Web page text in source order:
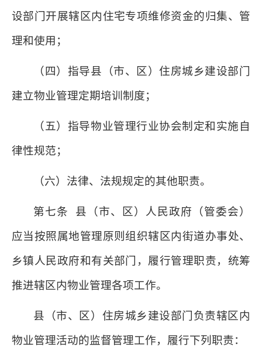
设部门开展辖区内住宅专项维修资金的归集、管
理和使用；
（四）指导县（市、区）住房城乡建设部门
建立物业管理定期培训制度；
（五）指导物业管理行业协会制定和实施自
律性规范；
（六）法律、法规规定的其他职责。
第七条 县（市、区）人民政府（管委会）
应当按照属地管理原则组织辖区内街道办事处、
乡镇人民政府和有关部门，履行管理职责，统筹
推进辖区内物业管理各项工作。
县（市、区）住房城乡建设部门负责辖区内
物业管理活动的监督管理工作，履行下列职责：